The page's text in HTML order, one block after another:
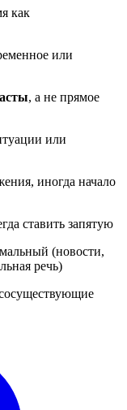
как
или
, а не прямое
или
иногда начало
ставить запятую
(новости,
речь)